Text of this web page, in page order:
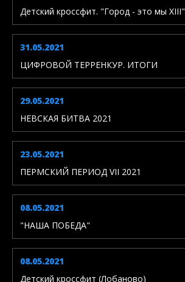
Детский кроссфит. "Город - это мы XIII"
31.05.2021
ЦИФРОВОЙ ТЕРРЕНКУР. ИТОГИ
29.05.2021
НЕВСКАЯ БИТВА 2021
23.05.2021
ПЕРМСКИЙ ПЕРИОД VII 2021
08.05.2021
"НАША ПОБЕДА"
08.05.2021
Детский кроссфит (Лобаново)